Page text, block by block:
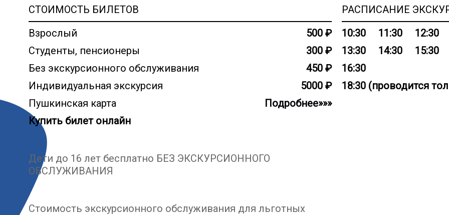
«Кавказский
Онегин». Поэт
неслучайно его
Сегодня можно не
но и пройти по
средневекового
СТОИМОСТЬ БИЛЕТОВ
Взрослый
500 ₽
Студенты, пенсионеры
300 ₽
Без экскурсионного обслуживания
450 ₽
Индивидуальная экскурсия
5000 ₽
Пушкинская карта
Подробнее»»»
Купить билет онлайн
Дети до 16 лет бесплатно БЕЗ ЭКСКУРСИОННОГО
ОБСЛУЖИВАНИЯ
Стоимость экскурсионного обслуживания для льготных
РАСПИСАНИЕ
10:30
11:30
12:30
13:30
14:30
15:30
16:30
18:30 (проводится